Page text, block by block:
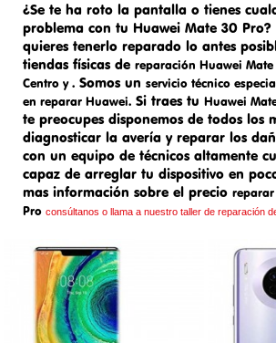
¿Se te ha roto la pantalla o tienes
problema con tu Huawei Mate 30 Pro?
quieres tenerlo reparado lo antes
tiendas físicas de reparación Huawei
Centro y. Somos un servicio técnico
en reparar Huawei. Si traes tu Huawei
te preocupes disponemos de todos los
diagnosticar la avería y reparar los
con un equipo de técnicos altamente
capaz de arreglar tu dispositivo en
mas información sobre el precio
Pro consúltanos o llama a nuestro taller de reparación